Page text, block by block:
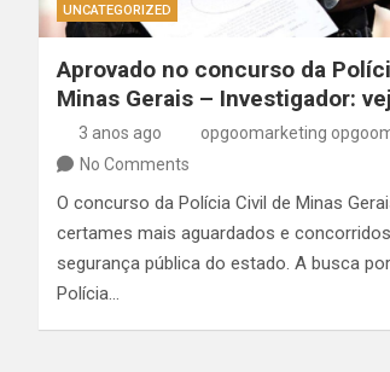
UNCATEGORIZED
Aprovado no concurso da
Minas Gerais – Investigador:
3 anos ago
opgoomarketing
No Comments
O concurso da Polícia Civil de Minas
certames mais aguardados e
segurança pública do estado. A busca
Polícia…